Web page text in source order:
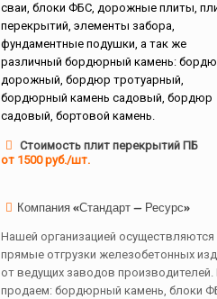
сваи, блоки ФБС, дорожные плиты,
перекрытий, элементы забора,
фундаментные подушки, а так же
различный бордюрный камень:
дорожный, бордюр тротуарный,
бордюрный камень садовый, бордюр
садовый, бортовой камень.
Стоимость плит перекрытий ПБ
от 1500 руб./шт.
Компания «Стандарт — Ресурс»
Нашей организацией осуществляются
прямые отгрузки железобетонных
от ведущих заводов
продаем: бордюрный камень, блоки